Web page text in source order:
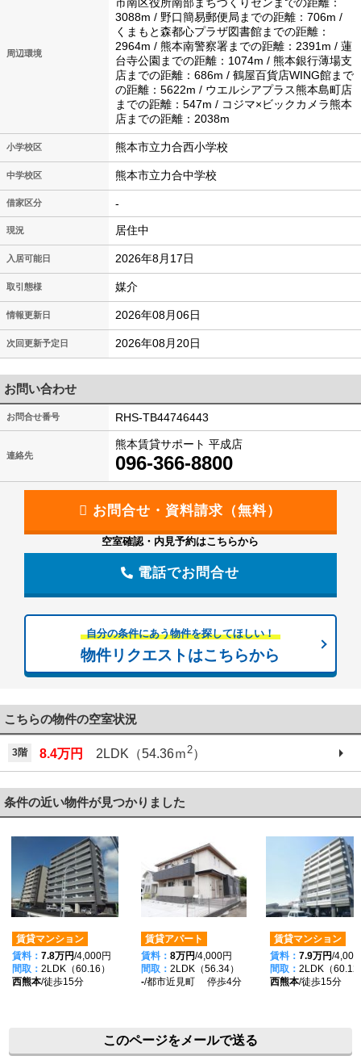
周辺環境
市南区役所南部まちづくりセンまでの距離：
3088m / 野口簡易郵便局までの距離：706m /
くまもと森都心プラザ図書館までの距離：
2964m / 熊本南警察署までの距離：2391m / 蓮
台寺公園までの距離：1074m / 熊本銀行薄場支
店までの距離：686m / 鶴屋百貨店WING館まで
の距離：5622m / ウエルシアプラス熊本島町店
までの距離：547m / コジマ×ビックカメラ熊本
店までの距離：2038m
小学校区 熊本市立力合西小学校
中学校区 熊本市立力合中学校
借家区分 -
現況 居住中
入居可能日 2026年8月17日
取引態様 媒介
情報更新日 2026年08月06日
次回更新予定日 2026年08月20日
お問い合わせ
お問合せ番号 RHS-TB44746443
連絡先
熊本賃貸サポート 平成店
096-366-8800
空室確認・内見予約はこちらから
電話でお問合せ
自分の条件にあう物件を探してほしい！
物件リクエストはこちらから
こちらの物件の空室状況
3階 8.4万円 2LDK（54.36ｍ2）
条件の近い物件が見つかりました
賃貸マンション
賃料： 7.8万円/4,000円
間取： 2LDK（60.16）
西熊本/徒歩15分
賃貸アパート
賃料： 8万円/4,000円
間取： 2LDK（56.34）
-/都市近見町 停歩4分
賃貸マンション
賃料： 7.9万円/4,000
間取： 2LDK（60.12
西熊本/徒歩15分
このページをメールで送る